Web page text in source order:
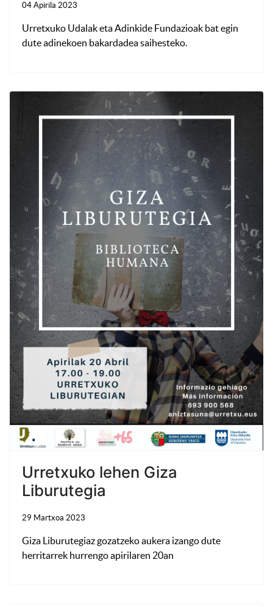
04 Apirila 2023
Urretxuko Udalak eta Adinkide Fundazioak bat egin
dute adinekoen bakardadea saihesteko.
Urretxuko lehen Giza
Liburutegia
29 Martxoa 2023
Giza Liburutegiaz gozatzeko aukera izango dute
herritarrek hurrengo apirilaren 20an